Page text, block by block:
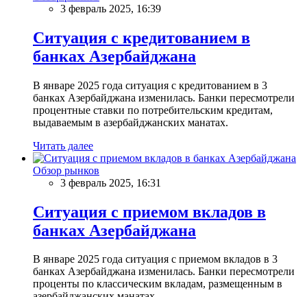
3 февраль 2025, 16:39
Ситуация с кредитованием в
банках Азербайджана
В январе 2025 года ситуация с кредитованием в 3
банках Азербайджана изменилась. Банки пересмотрели
процентные ставки по потребительским кредитам,
выдаваемым в азербайджанских манатах.
Читать далее
Обзор рынков
3 февраль 2025, 16:31
Ситуация с приемом вкладов в
банках Азербайджана
В январе 2025 года ситуация с приемом вкладов в 3
банках Азербайджана изменилась. Банки пересмотрели
проценты по классическим вкладам, размещенным в